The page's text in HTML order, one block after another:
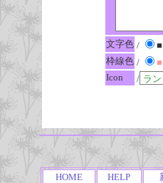
文字色 / ■
枠線色 / ■
Icon
/
HOME HELP